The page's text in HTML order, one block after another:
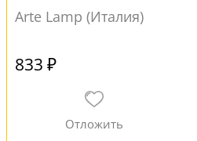
Arte Lamp (Италия)
833 ₽